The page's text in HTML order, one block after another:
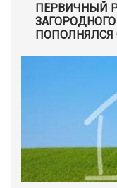
ПЕРВИЧНЫЙ
ПОПОЛНЯЛСЯ